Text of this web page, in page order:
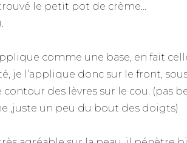
trouvé le petit pot de crème…
comme une base, en fait
je l’applique donc sur le front,
contour des lèvres sur le cou. (pas
,juste un peu du bout des doigts)